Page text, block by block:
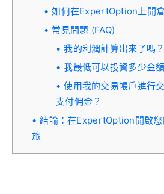
如何在ExpertOption上開
常見問題 (FAQ)
我的利潤計算出來了嗎？
我最低可以投資多少金
使用我的交易帳戶進行
支付佣金？
結論：在ExpertOption開啟您
旅